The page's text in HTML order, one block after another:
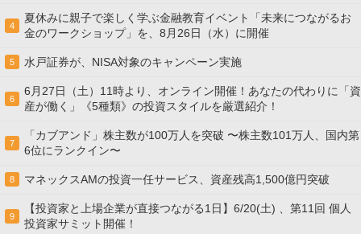
4
夏休みに親子で楽しく学ぶ金融教育イベント「未来につながるお
金のワークショップ」を、8月26日（水）に開催
5 水戸証券が、NISA対象のキャンペーン実施
6
6月27日（土）11時より、オンライン開催！あなたの代わりに「資
産が働く」《5種類》の投資スタイルを厳選紹介！
7
「カブアンド」株主数が100万人を突破 〜株主数101万人、国内第
6位にランクイン〜
8 マネックスAMの投資一任サービス、資産残高1,500億円突破
9
【投資家と上場企業が直接つながる1日】6/20(土) 、第11回 個人
投資家サミット開催！